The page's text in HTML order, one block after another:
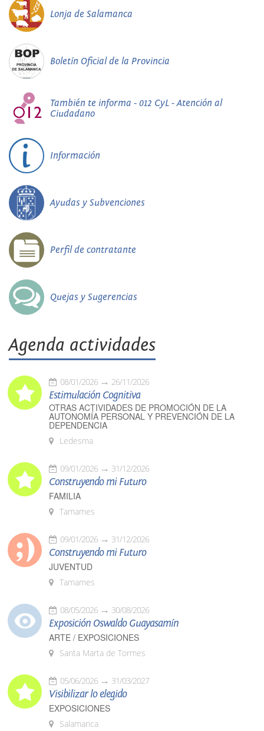
Lonja de Salamanca
Boletín Oficial de la Provincia
También te informa - 012 CyL - Atención al
Ciudadano
Información
Ayudas y Subvenciones
Perfil de contratante
Quejas y Sugerencias
Agenda actividades
08/01/2026 26/11/2026
Estimulación Cognitiva
OTRAS ACTIVIDADES DE PROMOCIÓN DE LA
AUTONOMÍA PERSONAL Y PREVENCIÓN DE LA
DEPENDENCIA
Ledesma
09/01/2026 31/12/2026
Construyendo mi Futuro
FAMILIA
Tamames
09/01/2026 31/12/2026
Construyendo mi Futuro
JUVENTUD
Tamames
08/05/2026 30/08/2026
Exposición Oswaldo Guayasamín
ARTE / EXPOSICIONES
Santa Marta de Tormes
05/06/2026 31/03/2027
Visibilizar lo elegido
EXPOSICIONES
Salamanca